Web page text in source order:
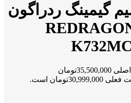
گیمینگ ردراگون
قیمت اصلی 35,500,000تومان
است.